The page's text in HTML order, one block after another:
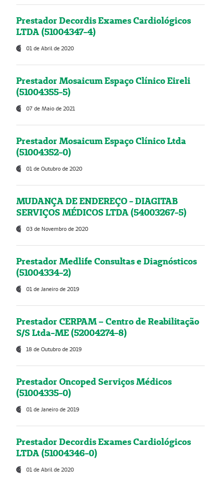
Prestador Decordis Exames Cardiológicos
LTDA (51004347-4)
01 de Abril de 2020
Prestador Mosaicum Espaço Clínico Eireli
(51004355-5)
07 de Maio de 2021
Prestador Mosaicum Espaço Clínico Ltda
(51004352-0)
01 de Outubro de 2020
MUDANÇA DE ENDEREÇO - DIAGITAB
SERVIÇOS MÉDICOS LTDA (54003267-5)
03 de Novembro de 2020
Prestador Medlife Consultas e Diagnósticos
(51004334-2)
01 de Janeiro de 2019
Prestador CERPAM – Centro de Reabilitação
S/S Ltda-ME (52004274-8)
18 de Outubro de 2019
Prestador Oncoped Serviços Médicos
(51004335-0)
01 de Janeiro de 2019
Prestador Decordis Exames Cardiológicos
LTDA (51004346-0)
01 de Abril de 2020